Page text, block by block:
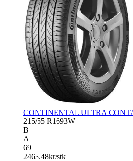
CONTINENTAL ULTRA
215/55 R1693W
B
A
69
2463.48kr/stk